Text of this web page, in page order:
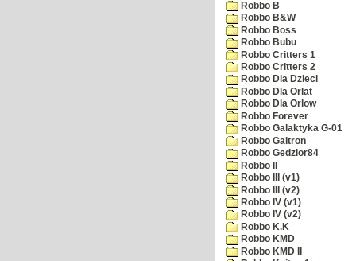
Robbo B
Robbo B&W
Robbo Boss
Robbo Bubu
Robbo Critters 1
Robbo Critters 2
Robbo Dla Dzieci
Robbo Dla Orlat
Robbo Dla Orlow
Robbo Forever
Robbo Galaktyka G-01
Robbo Galtron
Robbo Gedzior84
Robbo II
Robbo III (v1)
Robbo III (v2)
Robbo IV (v1)
Robbo IV (v2)
Robbo K.K
Robbo KMD
Robbo KMD II